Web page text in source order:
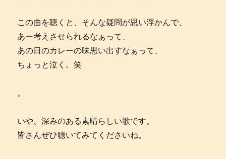
この曲を聴くと、そんな疑問が思い浮かんで、
あー考えさせられるなぁって、
あの日のカレーの味思い出すなぁって、
ちょっと泣く。笑
。
いや、深みのある素晴らしい歌です。
皆さんぜひ聴いてみてくださいね。